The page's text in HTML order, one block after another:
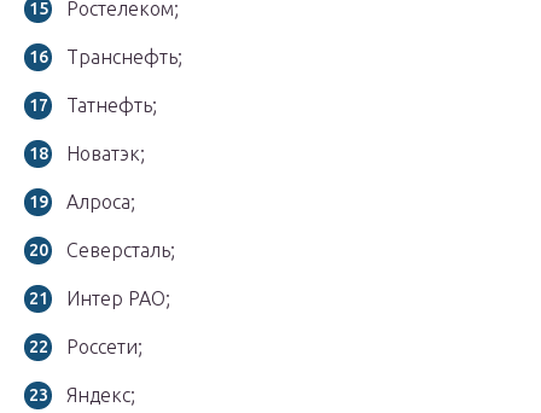
Ростелеком;
Транснефть;
Татнефть;
Новатэк;
Алроса;
Северсталь;
Интер РАО;
Россети;
Яндекс;